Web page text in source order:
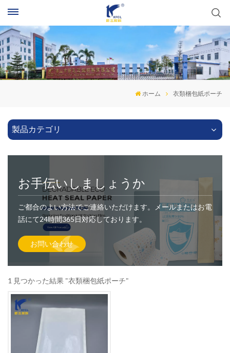
ホーム 衣類梱包紙ポーチ
製品カテゴリ
お手伝いしましょうか
ご都合のよい方法でご連絡いただけます。メールまたはお電
話にて24時間365日対応しております。
お問い合わせ
1 見つかった結果 "衣類梱包紙ポーチ"